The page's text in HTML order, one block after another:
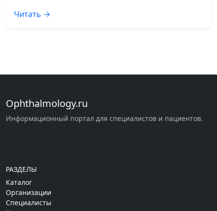
Читать →
Ophthalmology.ru
Информационный портал для специалистов и пациентов.
РАЗДЕЛЫ
Каталог
Организации
Специалисты